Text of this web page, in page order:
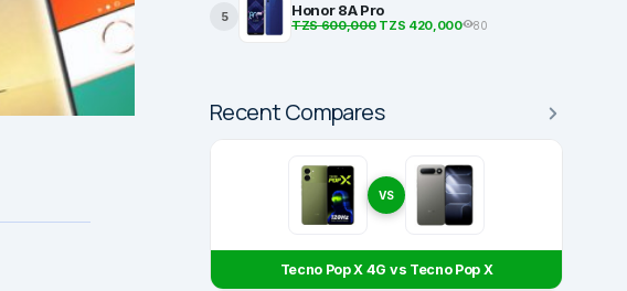
5 Honor 8A Pro
TZS 600,000TZS 420,000 80
Recent Compares
VS
Tecno Pop X 4G vs Tecno Pop X